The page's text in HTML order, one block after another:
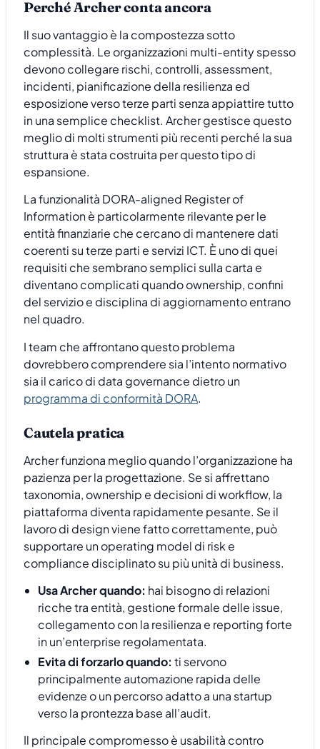
Perché Archer conta ancora
Il suo vantaggio è la compostezza sotto
complessità. Le organizzazioni multi-entity spesso
devono collegare rischi, controlli, assessment,
incidenti, pianificazione della resilienza ed
esposizione verso terze parti senza appiattire tutto
in una semplice checklist. Archer gestisce questo
meglio di molti strumenti più recenti perché la sua
struttura è stata costruita per questo tipo di
espansione.
La funzionalità DORA-aligned Register of
Information è particolarmente rilevante per le
entità finanziarie che cercano di mantenere dati
coerenti su terze parti e servizi ICT. È uno di quei
requisiti che sembrano semplici sulla carta e
diventano complicati quando ownership, confini
del servizio e disciplina di aggiornamento entrano
nel quadro.
I team che affrontano questo problema
dovrebbero comprendere sia l’intento normativo
sia il carico di data governance dietro un
programma di conformità DORA.
Cautela pratica
Archer funziona meglio quando l’organizzazione ha
pazienza per la progettazione. Se si affrettano
taxonomia, ownership e decisioni di workflow, la
piattaforma diventa rapidamente pesante. Se il
lavoro di design viene fatto correttamente, può
supportare un operating model di risk e
compliance disciplinato su più unità di business.
Usa Archer quando: hai bisogno di relazioni
ricche tra entità, gestione formale delle issue,
collegamento con la resilienza e reporting forte
in un’enterprise regolamentata.
Evita di forzarlo quando: ti servono
principalmente automazione rapida delle
evidenze o un percorso adatto a una startup
verso la prontezza base all’audit.
Il principale compromesso è usabilità contro